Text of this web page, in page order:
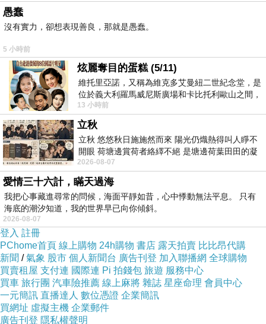
好完整達到滅菌的效果。
在消毒後，往山路飼養園區的延路會看到不少可
愛的狗狗，這些都是福壽農場領養的流浪狗。
他們吃的也是福壽農場自製的寵物飼料，每個都
看起來毛色明亮還活力十足，旺旺叫的聲音很宏
亮。
也是來到此處，才知道福壽實業也有寵物犬貓飼
料～～驚～～
不久來到雞場，這是小哈囉人生第一次看到雞。
之前公公家養的是鴨和鵝，完全沒看過雞被深深
吸引住，又愛看又害怕。
福壽農場的 紅羽土雞 採天然放牧的方式養殖，
要比籠飼雞來得開心。
想想自已若24小時都跟同事關在公司不出去，是
不是壓力會變大、精神力會變差，因此對於這種
愚蠢
沒有實力，卻想表現善良，那就是愚蠢。
5 小時前
炫麗奪目的蛋糕 (5/11)
維托里亞諾，又稱為維克多艾曼紐二世紀念堂，是
位於義大利羅馬威尼斯廣場和卡比托利歐山之間，
用以紀念統一義大利統一後的的第一位國
13 小時前
立秋
立秋 悠悠秋日施施然而來 陽光仍熾熱得叫人睜不
開眼 荷塘邊賞荷者絡繹不絕 是塘邊荷葉田田的凝
望 風中飄逸的是映日荷花別樣紅
2026-08-07
愛情三十六計，瞞天過海
我把心事藏進尋常的問候，海面平靜如昔，心中悸動無法平息。 只有
海底的潮汐知道，我的世界早已向你傾斜。
2026-08-07
登入 註冊
PChome首頁 線上購物 24h購物 書店 露天拍賣 比比昂代購
新聞 /氣象 股市 個人新聞台 廣告刊登 加入聯播網 全球購物
買賣租屋 支付連 國際連 Pi 拍錢包 旅遊 服務中心
買車 旅行團 汽車險推薦 線上麻將 雜誌 星座命理 會員中心
一元簡訊 直播達人 數位憑證 企業簡訊
買網址 虛擬主機 企業郵件
廣告刊登 隱私權聲明